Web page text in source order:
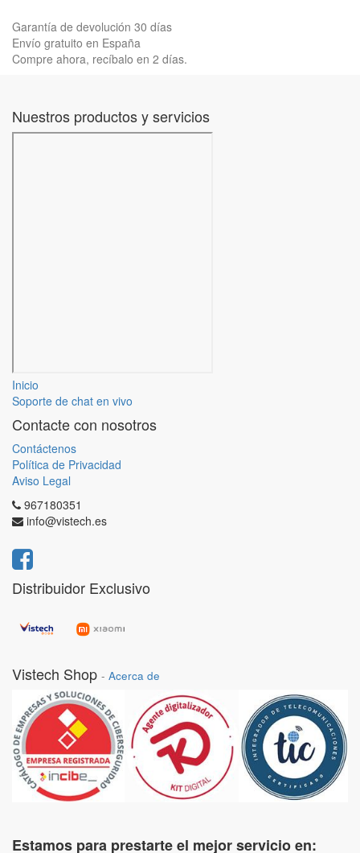
Garantía de devolución 30 días
Envío gratuito en España
Compre ahora, recíbalo en 2 días.
Nuestros productos y servicios
Inicio
Soporte de chat en vivo
Contacte con nosotros
Contáctenos
Política de Privacidad
Aviso Legal
967180351
info@vistech.es
Distribuidor Exclusivo
Vistech Shop - Acerca de
Estamos para prestarte el mejor servicio en: